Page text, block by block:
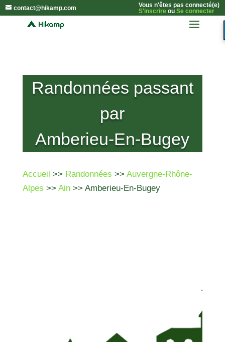
contact@hikamp.com
Vous n'êtes pas connecté(e)
S'inscrireou Se connecter
Randonnées passant
par
Amberieu-En-Bugey
Accueil >> Randonnées >> Auvergne-Rhône-
Alpes >> Ain>> Amberieu-En-Bugey